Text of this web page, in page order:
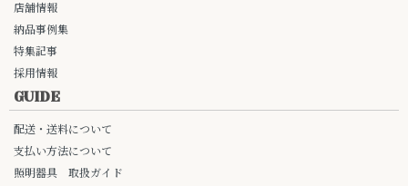
店舗情報
納品事例集
特集記事
採用情報
GUIDE
配送・送料について
支払い方法について
照明器具 取扱ガイド